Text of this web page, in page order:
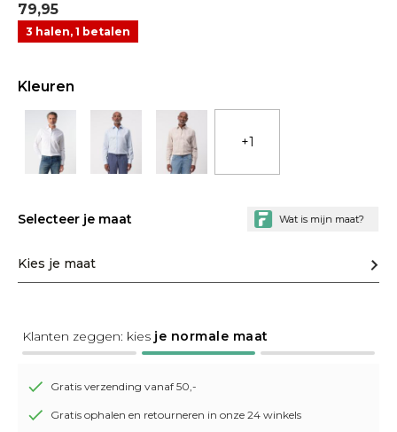
79,95
3 halen, 1 betalen
Kleuren
+1
Selecteer je maat
Kies je maat
Klanten zeggen: kies je normale maat
Gratis verzending vanaf 50,-
Gratis ophalen en retourneren in onze 24 winkels